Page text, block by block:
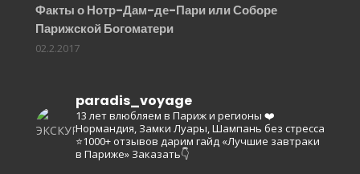
Факты о Нотр-Дам-де-Пари или Соборе
Парижской Богоматери
02.2.2017
paradis_voyage
13 лет влюбляем в Париж и регионы ❤️
Нормандия, Замки Луары, Шампань без стресса
⭐️1000+ отзывов дарим гайд «Лучшие завтраки
в Париже» Заказать👇